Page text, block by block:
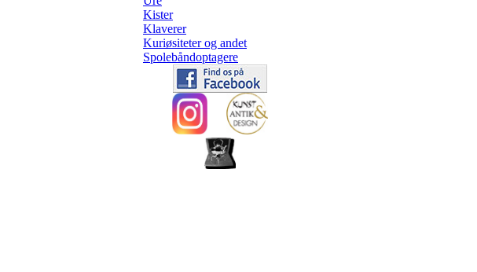
Kister
Klaverer
Kuriøsiteter og andet
Spolebåndoptagere